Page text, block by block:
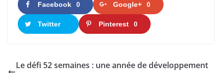
Facebook 0 Google+ 0
Twitter Pinterest 0
Le défi 52 semaines : une année de développement